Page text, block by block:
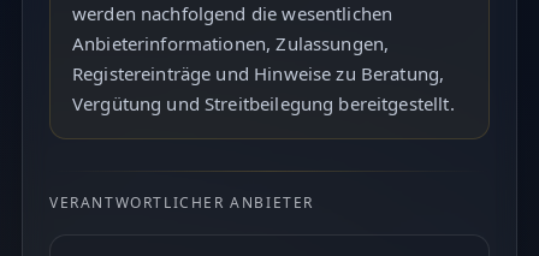
werden nachfolgend die wesentlichen
Anbieterinformationen, Zulassungen,
Registereinträge und Hinweise zu Beratung,
Vergütung und Streitbeilegung bereitgestellt.
VERANTWORTLICHER ANBIETER